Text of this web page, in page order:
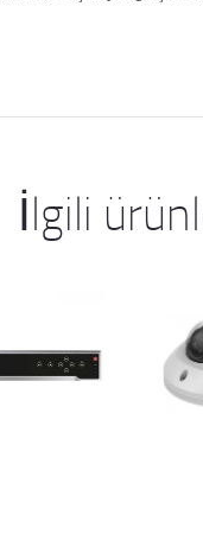
İlgili